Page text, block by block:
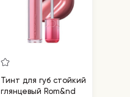
Тинт для губ стойкий
глянцевый Rom&nd